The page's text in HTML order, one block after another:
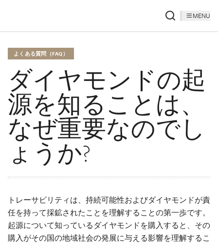
MENU
よくある質問（FAQ）
ダイヤモンドの起
源を知ることは、
なぜ重要なのでし
ょうか?
トレーサビリティは、持続可能性およびダイヤモンドが責
任を持って採鉱されたことを理解することの第一歩です。
起源について知っているダイヤモンドを購入すると、その
購入がその国の地域社会の発展に与える影響を理解するこ